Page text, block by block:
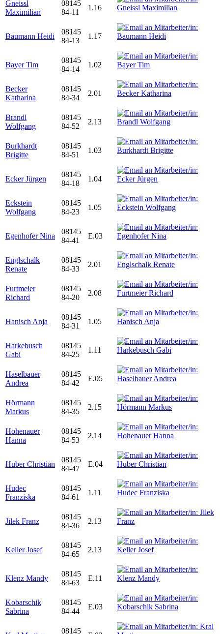
Gneissl
Maximilian
08145
84-11
1.16
Baumann Heidi
08145
84-13
1.17
Bayer Tim
08145
84-14
1.02
Becker
Katharina
08145
84-34
2.01
Brandl
Wolfgang
08145
84-52
2.13
Burkhardt
Brigitte
08145
84-51
1.03
Ecker Jürgen
08145
84-18
1.04
Eckstein
Wolfgang
08145
84-23
1.05
Egenhofer Nina
08145
84-41
E.03
Englschalk
Renate
08145
84-33
2.01
Furtmeier
Richard
08145
84-20
2.08
Hanisch Anja
08145
84-31
1.05
Harkebusch
Gabi
08145
84-25
1.11
Haselbauer
Andrea
08145
84-42
E.05
Hörmann
Markus
08145
84-35
2.15
Hohenauer
Hanna
08145
84-53
2.14
Huber Christian
08145
84-47
E.04
Hudec
Franziska
08145
84-61
1.11
Jilek Franz
08145
84-36
2.13
Keller Josef
08145
84-65
2.13
Klenz Mandy
08145
84-63
E.11
Kobarschik
Sabrina
08145
84-44
E.03
08145